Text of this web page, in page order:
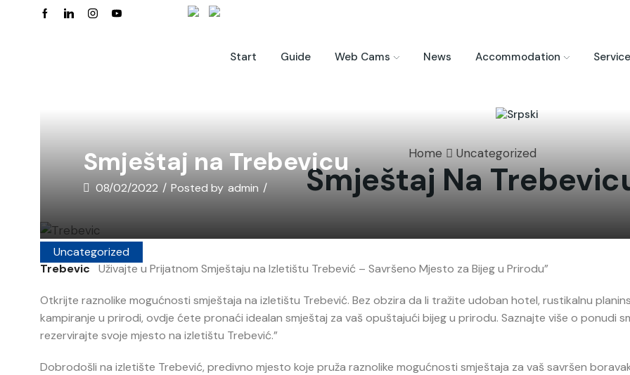
Start Guide Web Cams News Accommodation
Home Uncategorized
Smještaj Na
Uncategorized
Smještaj na Trebevicu
08/02/2022 / Posted by admin /
Trebevic Uživajte u Prijatnom Smještaju na Izletištu Trebević – Savršeno Mjesto za Bijeg u Prirodu”
Otkrijte raznolike mogućnosti smještaja na izletištu Trebević. Bez obzira da li tražite udoban hotel, rustikalnu
kampiranje u prirodi, ovdje ćete pronaći idealan smještaj za vaš opuštajući bijeg u prirodu. Saznajte više o ponudi
rezervirajte svoje mjesto na izletištu Trebević.”
Dobrodošli na izletište Trebević, predivno mjesto koje pruža raznolike mogućnosti smještaja za vaš savršen